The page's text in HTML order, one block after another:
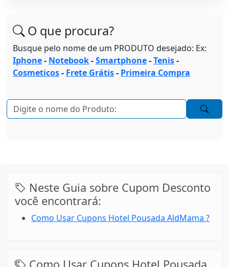
O que procura?
Busque pelo nome de um PRODUTO desejado: Ex:
Iphone- Notebook-Smartphone-Tenis-
Cosmeticos- Frete Grátis- Primeira Compra
Neste Guia sobre Cupom Desconto
você encontrará:
Como Usar Cupons Hotel Pousada AldMama ?